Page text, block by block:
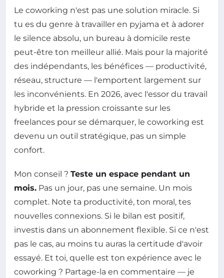
Le coworking n'est pas une solution miracle. Si
tu es du genre à travailler en pyjama et à adorer
le silence absolu, un bureau à domicile reste
peut-être ton meilleur allié. Mais pour la majorité
des indépendants, les bénéfices — productivité,
réseau, structure — l'emportent largement sur
les inconvénients. En 2026, avec l'essor du travail
hybride et la pression croissante sur les
freelances pour se démarquer, le coworking est
devenu un outil stratégique, pas un simple
confort.
Mon conseil ? Teste un espace pendant un
mois. Pas un jour, pas une semaine. Un mois
complet. Note ta productivité, ton moral, tes
nouvelles connexions. Si le bilan est positif,
investis dans un abonnement flexible. Si ce n'est
pas le cas, au moins tu auras la certitude d'avoir
essayé. Et toi, quelle est ton expérience avec le
coworking ? Partage-la en commentaire — je